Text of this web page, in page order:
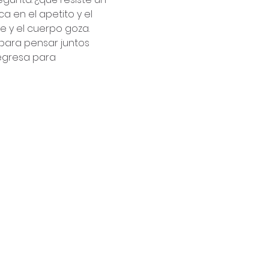
en el apetito y el
y el cuerpo goza.
pensar juntos
para